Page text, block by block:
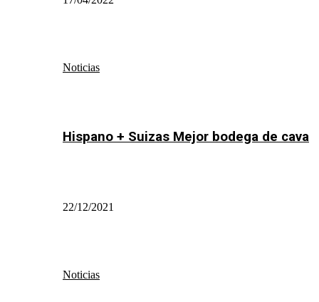
Noticias
Hispano + Suizas Mejor bodega de cava
22/12/2021
Noticias